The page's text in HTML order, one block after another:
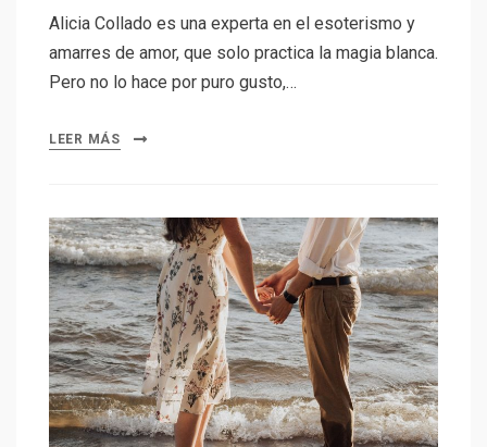
Alicia Collado es una experta en el esoterismo y
amarres de amor, que solo practica la magia blanca.
Pero no lo hace por puro gusto,…
LEER MÁS